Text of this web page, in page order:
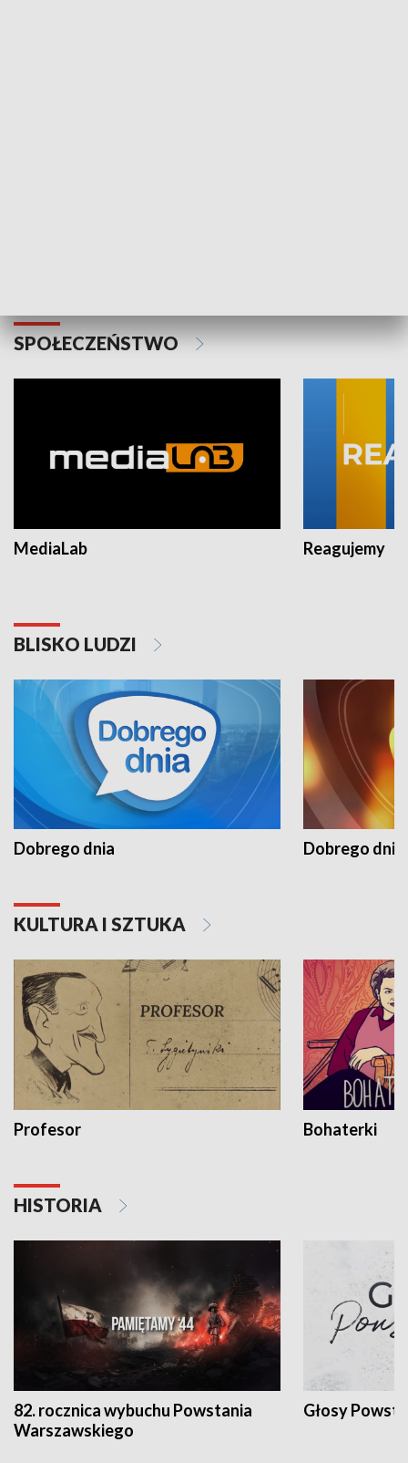
SPOŁECZEŃSTWO
MediaLab Reagujemy
BLISKO LUDZI
Dobrego dnia Dobrego dnia
KULTURA I SZTUKA
Profesor Bohaterki
HISTORIA
82. rocznica wybuchu Powstania
Warszawskiego
Głosy